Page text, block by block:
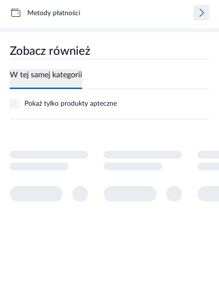
Metody płatności
Zobacz również
W tej samej kategorii
Pokaż tylko produkty apteczne